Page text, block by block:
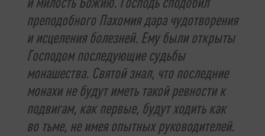
преподобного Пахомия дара чудотворения
и исцеления болезней. Ему были открыты
Господом последующие судьбы
монашества. Святой знал, что последние
монахи не будут иметь такой ревности к
подвигам, как первые, будут ходить как
во тьме, не имея опытных руководителей.